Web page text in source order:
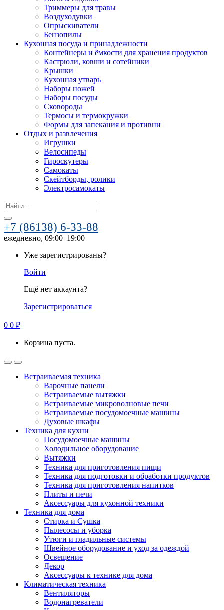
Триммеры для травы
Воздуходувки
Опрыскиватели
Бензопилы
Кухонная посуда и принадлежности
Контейнеры и ёмкости для хранения продуктов
Кастрюли, ковши и сотейники
Крышки
Кухонная утварь
Наборы ножей
Наборы посуды
Сковороды
Термосы и термокружки
Формы для запекания и противни
Отдых и развлечения
Игрушки
Велосипеды
Гироскутеры
Самокаты
Скейтборды, ролики
Электросамокаты
Search
for:
+7 (86138) 6-33-88
ежедневно, 09:00–19:00
Уже зарегистрированы?
Войти
Ещё нет аккаунта?
Зарегистрироваться
0 0 ₽
Корзина пуста.
Встраиваемая техника
Варочные панели
Встраиваемые вытяжки
Встраиваемые микроволновые печи
Встраиваемые посудомоечные машины
Духовые шкафы
Техника для кухни
Посудомоечные машины
Холодильное оборудование
Вытяжки
Техника для приготовления пищи
Техника для подготовки и обработки продуктов
Техника для приготовления напитков
Плиты и печи
Аксессуары для кухонной техники
Техника для дома
Стирка и Сушка
Пылесосы и уборка
Утюги и гладильные системы
Швейное оборудование и уход за одеждой
Освещение
Декор
Аксессуары к технике для дома
Климатическая техника
Вентиляторы
Водонагреватели